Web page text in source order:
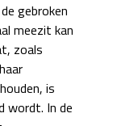
gebroken
meezit kan
zoals
is
wordt. In de